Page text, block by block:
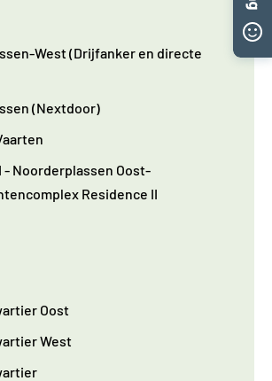
West (Drijfanker en directe
(Nextdoor)
- Noorderplassen Oost-
Residence II
Oost
West